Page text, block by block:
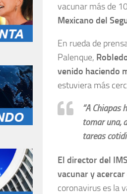
vacunar más de
Mexicano del
En rueda de
Palenque,
venido haciendo
estuviera más
“A Chiapas
tomar una,
tareas
El director del
vacunar y
coronavirus es la